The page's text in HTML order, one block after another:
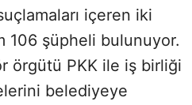
içeren iki
106 şüpheli bulunuyor.
örgütü PKK ile iş birliği
belediyeye